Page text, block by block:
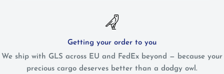
Getting your order to you
We ship with GLS across EU and FedEx beyond — because your
precious cargo deserves better than a dodgy owl.